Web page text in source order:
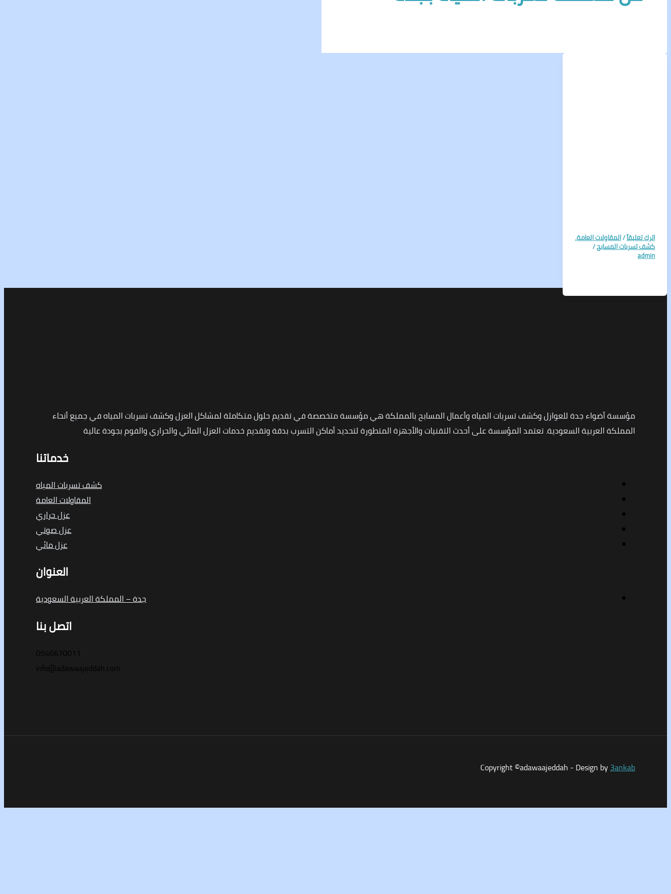
اترك تعليقاً/المقاولات العامة,
كشف تسربات المسابح/
admin
مؤسسة أضواء جدة للعوازل وكشف تسربات المياه وأعمال المسابح بالمملكة هي مؤسسة متخصصة في تقديم حلول متكاملة لمشاكل العزل وكشف تسربات المياه في جميع أنحاء
المملكة العربية السعودية. تعتمد المؤسسة على أحدث التقنيات والأجهزة المتطورة لتحديد أماكن التسرب بدقة وتقديم خدمات العزل المائي والحراري والفوم بجودة عالية
خدماتنا
كشف تسربات المياه
المقاولات العامة
عزل حراري
عزل صوتي
عزل مائي
العنوان
جدة – المملكة العربية السعودية
اتصل بنا
Copyright ©adawaajeddah - Design by3ankab